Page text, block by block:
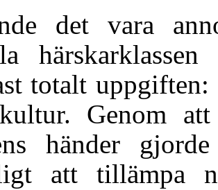
det vara
totalt
Genom att
händer
att tillämpa